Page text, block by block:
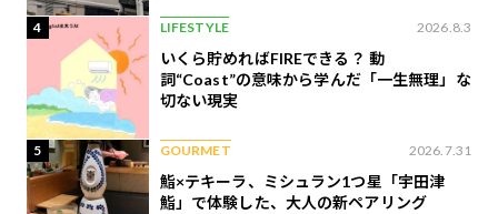
4 LIFESTYLE 2026.8.3
いくら貯めればFIREできる？ 動
詞“Coast”の意味から学んだ「一生無理」な
切ない現実
5 GOURMET 2026.7.31
鮨×テキーラ、ミシュラン1つ星「宇田津
鮨」で体験した、大人の新ペアリング